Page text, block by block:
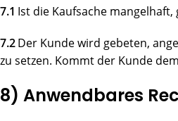
7.1 Ist die Kaufsache
7.2Der Kunde wird gebeten,
zu setzen. Kommt der Kunde
8) Anwendbares